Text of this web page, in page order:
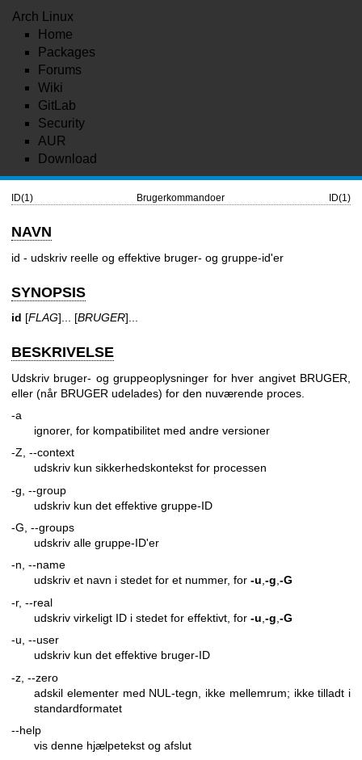
Arch Linux
Home
Packages
Forums
Wiki
GitLab
Security
AUR
Download
ID(1) Brugerkommandoer ID(1)
NAVN
id - udskriv reelle og effektive bruger- og gruppe-id'er
SYNOPSIS
id [FLAG]... [BRUGER]...
BESKRIVELSE
Udskriv bruger- og gruppeoplysninger for hver angivet BRUGER,
eller (når BRUGER udelades) for den nuværende proces.
-a
ignorer, for kompatibilitet med andre versioner
-Z, --context
udskriv kun sikkerhedskontekst for processen
-g, --group
udskriv kun det effektive gruppe-ID
-G, --groups
udskriv alle gruppe-ID'er
-n, --name
udskriv et navn i stedet for et nummer, for -u,-g,-G
-r, --real
udskriv virkeligt ID i stedet for effektivt, for -u -g -G
-u, --user
udskriv kun det effektive bruger-ID
-z, --zero
adskil elementer med NUL-tegn, ikke mellemrum; ikke tilladt i
standardformatet
--help
vis denne hjælpetekst og afslut